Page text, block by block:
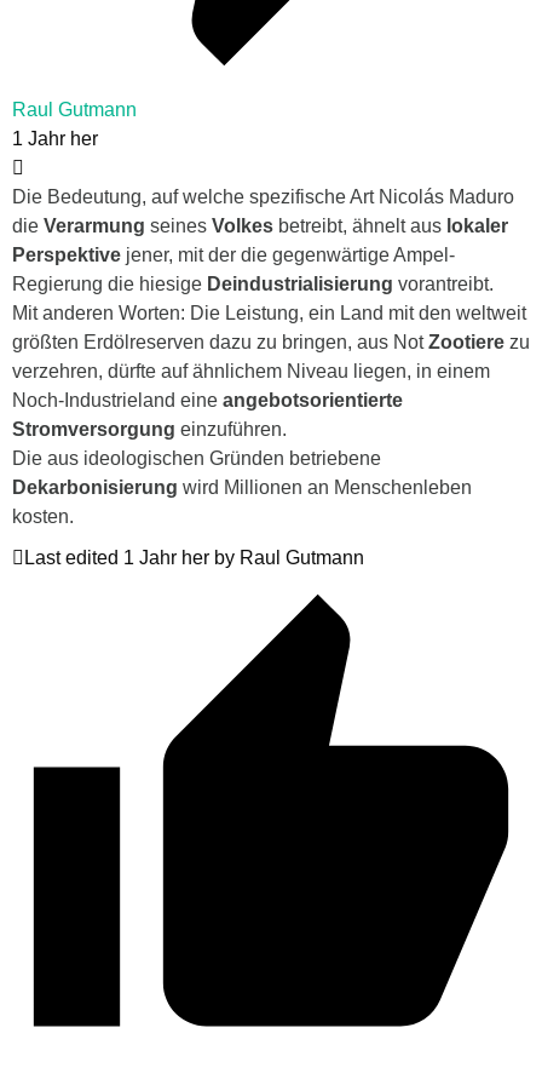
Raul Gutmann
1 Jahr her
Die Bedeutung, auf welche spezifische Art Nicolás Maduro
die Verarmung seines Volkes betreibt, ähnelt aus lokaler
Perspektive jener, mit der die gegenwärtige Ampel-
Regierung die hiesige Deindustrialisierung vorantreibt.
Mit anderen Worten: Die Leistung, ein Land mit den weltweit
größten Erdölreserven dazu zu bringen, aus NotZootiere zu
verzehren, dürfte auf ähnlichem Niveau liegen, in einem
Noch-Industrieland eine angebotsorientierte
Stromversorgung einzuführen.
Die aus ideologischen Gründen betriebene
Dekarbonisierung wird Millionen an Menschenleben
kosten.
Last edited 1 Jahr her by Raul Gutmann